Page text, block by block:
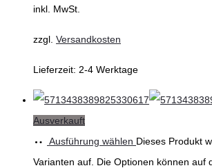
inkl. MwSt.
zzgl. Versandkosten
Lieferzeit: 2-4 Werktage
Ausverkauft
Ausführung wählen Dieses Produkt
Varianten auf. Die Optionen können auf